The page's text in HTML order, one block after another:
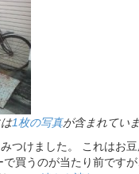
1枚の写真が含まれてい
つけました。 これはお
で買うのが当たり前です